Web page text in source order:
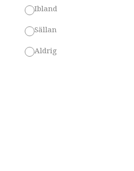
Ibland
Sällan
Aldrig